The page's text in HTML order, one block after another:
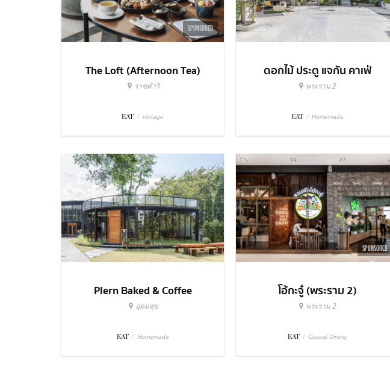
SPONSORED
The Loft (Afternoon Tea)
ราชดำริ
EAT / Vintage
ดอกไม้ ประตู แจกัน คาเฟ่
พระราม 2
EAT / Homemade
Plern Baked & Coffee
อุดมสุข
EAT / Homemade
SPONSORED
โอ้กะจู๋ (พระราม 2)
พระราม 2
EAT / Casual Dining